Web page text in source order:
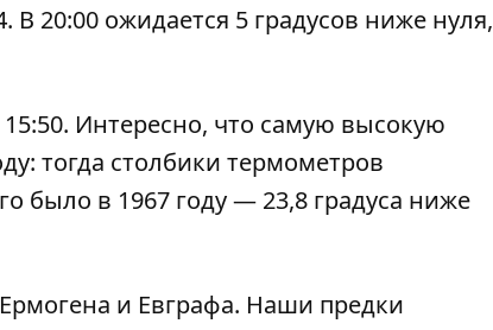
В 20:00 ожидается 5 градусов ниже нуля,
Интересно, что самую высокую
тогда столбики термометров
было в 1967 году — 23,8 градуса ниже
и Евграфа. Наши предки